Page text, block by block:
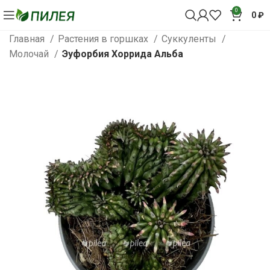
0 0₽
Главная Растения в горшках
Суккуленты
Молочай
Эуфорбия Хоррида Альба